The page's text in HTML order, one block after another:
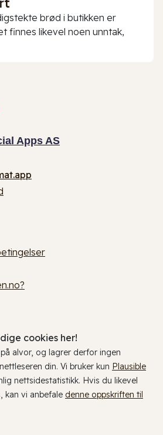
brød i butikken er
finnes likevel noen unntak,
Apps AS
cookies her!
alvor, og lagrer derfor ingen
din. Vi bruker kun Plausible
nettsidestatistikk. Hvis du likevel
kan vi anbefale denne oppskriften til